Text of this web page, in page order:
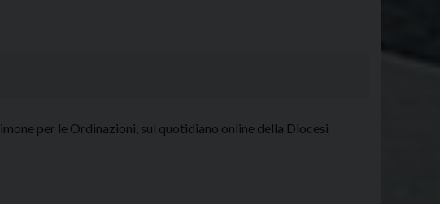
per le Ordinazioni, sul quotidiano online della Diocesi